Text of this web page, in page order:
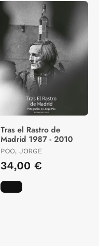
Tras el Rastro de
Madrid 1987 - 2010
POO, JORGE
34,00 €